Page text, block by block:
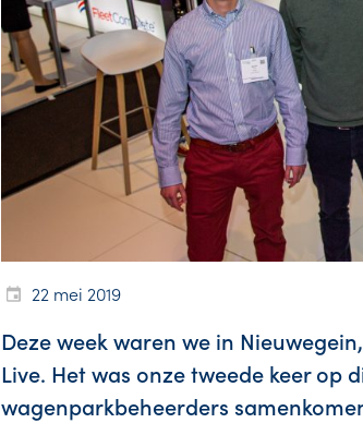
22 mei 2019
Deze week waren we in
Live. Het was onze tweede keer op
wagenparkbeheerders